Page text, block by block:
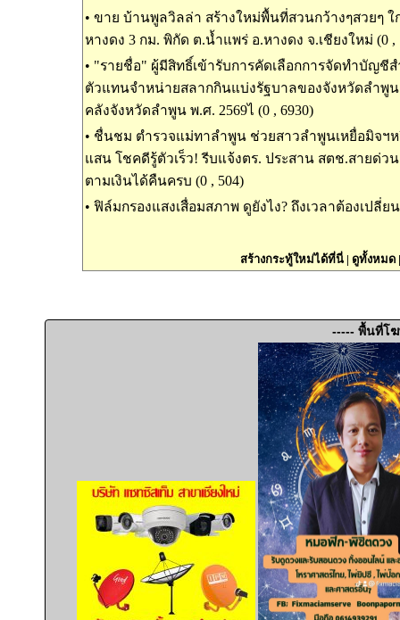
• ขาย บ้านพูลวิลล่า สร้างใหม่พื้นที่สวนกว้างๆสวยๆ
หางดง 3 กม. พิกัด ต.น้ำแพร่ อ.หางดง จ.เชียงใหม่ (0 ,
• "รายชื่อ" ผู้มีสิทธิ์เข้ารับการคัดเลือกการจัดทำบัญชีส
ตัวแทนจำหน่ายสลากกินแบ่งรัฐบาลของจังหวัดลำพู
คลังจังหวัดลำพูน พ.ศ. 2569ไ (0 , 6930)
• ชื่นชม ตำรวจแม่ทาลำพูน ช่วยสาวลำพูนเหยื่อมิจฯห
แสน โชคดีรู้ตัวเร็ว! รีบแจ้งตร. ประสาน สตช.สายด่ว
ตามเงินได้คืนครบ (0 , 504)
• ฟิล์มกรองแสงเสื่อมสภาพ ดูยังไง? ถึงเวลาต้องเปลี่ย
สร้างกระทู้ใหม่ได้ที่นี่| ดูทั้งหมด
----- พื้นที่โ